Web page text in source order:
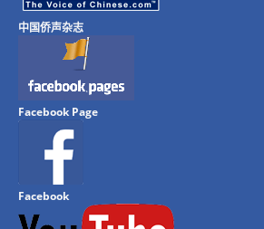
中国侨声杂志
Facebook Page
Facebook